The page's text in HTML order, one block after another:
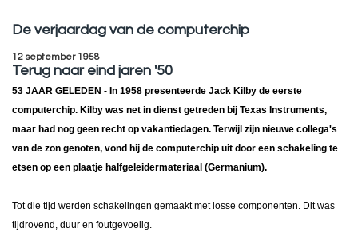
De verjaardag van de computerchip
12 september 1958
Terug naar eind jaren '50
53 JAAR GELEDEN - In 1958 presenteerde Jack Kilby de eerste
computerchip. Kilby was net in dienst getreden bij Texas Instruments,
maar had nog geen recht op vakantiedagen. Terwijl zijn nieuwe collega's
van de zon genoten, vond hij de computerchip uit door een schakeling te
etsen op een plaatje halfgeleidermateriaal (Germanium).
Tot die tijd werden schakelingen gemaakt met losse componenten. Dit was
tijdrovend, duur en foutgevoelig.